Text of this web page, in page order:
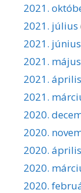
2021.
2021. július
2021. június
2021. május
2021. április
2021.
2020.
2020.
2020. április
2020.
2020.